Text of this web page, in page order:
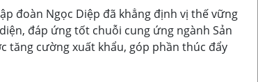
đoàn Ngọc Diệp đã khẳng định vị thế vững
đáp ứng tốt chuỗi cung ứng ngành Sản
tăng cường xuất khẩu, góp phần thúc đẩy